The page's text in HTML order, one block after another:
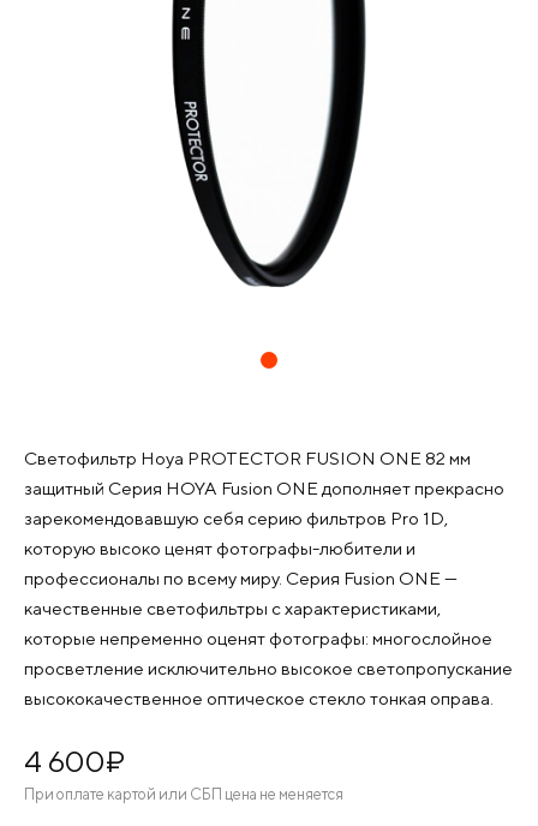
Светофильтр Hoya PROTECTOR FUSION ONE 82 мм
защитный Серия HOYA Fusion ONE дополняет прекрасно
зарекомендовавшую себя серию фильтров Pro 1D,
которую высоко ценят фотографы-любители и
профессионалы по всему миру. Серия Fusion ONE —
качественные светофильтры с характеристиками,
которые непременно оценят фотографы: многослойное
просветление исключительно высокое светопропускание
высококачественное оптическое стекло тонкая оправа.
4 600¤
При оплате картой или СБП цена не меняется